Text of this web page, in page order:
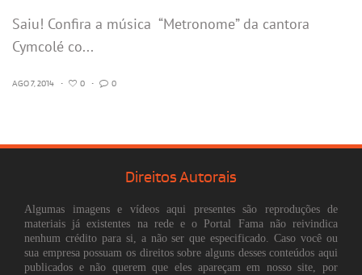
Saiu! Confira a música “Metronome” da cantora
Cymcolé co...
AGO 7, 2014 • 0 • 0
Direitos Autorais
Algumas imagens e vídeos aqui presentes são reproduções de
materiais já existentes na rede e o Portal Fama não reivindica
nenhum crédito para si, a não ser que especificado. Caso você ou
sua empresa possuam os direitos sobre alguns desses conteúdos aqui
publicados e não querem que eles apareçam em nosso site, por